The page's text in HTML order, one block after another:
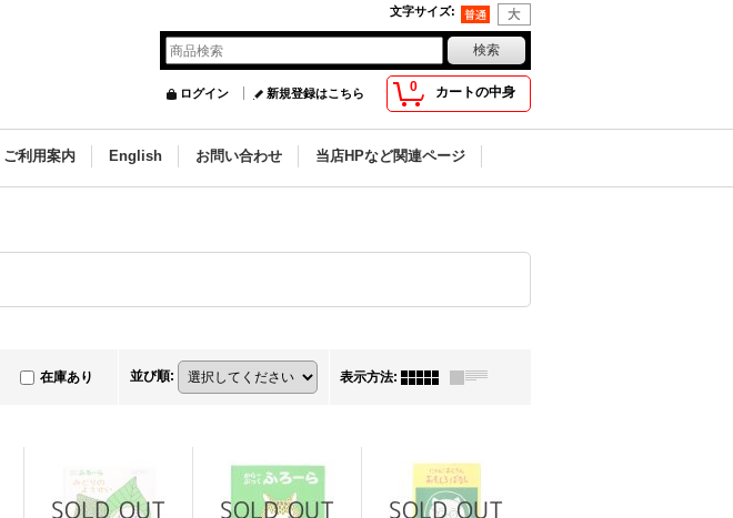
文字サイズ:
0 カートの中身
ログイン 新規登録はこちら
ご利用案内 English お問い合わせ 当店HPなど関連ページ
在庫あり 並び順: 表示方法: